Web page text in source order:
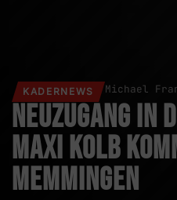
KADERNEWS Michael
Neuzugang in
Maxi Kolb
Memmingen